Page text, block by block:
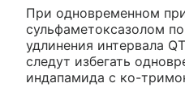
При одновременном
сульфаметоксазолом
удлинения интервала
следут избегать
индапамида с ко-